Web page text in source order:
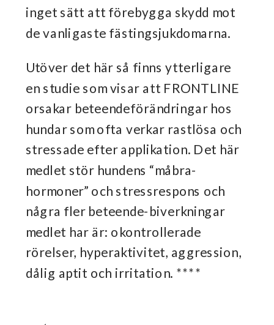
inget sätt att förebygga skydd mot
de vanligaste fästingsjukdomarna.
Utöver det här så finns ytterligare
en studie som visar att FRONTLINE
orsakar beteendeförändringar hos
hundar som ofta verkar rastlösa och
stressade efter applikation. Det här
medlet stör hundens “måbra-
hormoner” och stressrespons och
några fler beteende-biverkningar
medlet har är: okontrollerade
rörelser, hyperaktivitet, aggression,
dålig aptit och irritation. ****